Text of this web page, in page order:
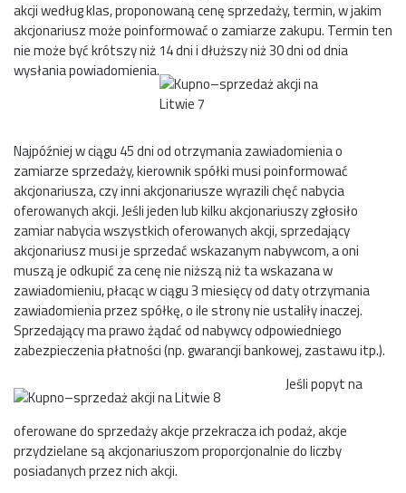
akcji według klas, proponowaną cenę sprzedaży, termin, w jakim
akcjonariusz może poinformować o zamiarze zakupu. Termin ten
nie może być krótszy niż 14 dni i dłuższy niż 30 dni od dnia
wysłania powiadomienia.
Najpóźniej w ciągu 45 dni od otrzymania zawiadomienia o
zamiarze sprzedaży, kierownik spółki musi poinformować
akcjonariusza, czy inni akcjonariusze wyrazili chęć nabycia
oferowanych akcji. Jeśli jeden lub kilku akcjonariuszy zgłosiło
zamiar nabycia wszystkich oferowanych akcji, sprzedający
akcjonariusz musi je sprzedać wskazanym nabywcom, a oni
muszą je odkupić za cenę nie niższą niż ta wskazana w
zawiadomieniu, płacąc w ciągu 3 miesięcy od daty otrzymania
zawiadomienia przez spółkę, o ile strony nie ustaliły inaczej.
Sprzedający ma prawo żądać od nabywcy odpowiedniego
zabezpieczenia płatności (np. gwarancji bankowej, zastawu itp.).
Jeśli popyt na
oferowane do sprzedaży akcje przekracza ich podaż, akcje
przydzielane są akcjonariuszom proporcjonalnie do liczby
posiadanych przez nich akcji.